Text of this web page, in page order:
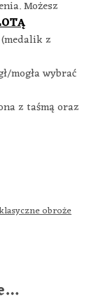
Możesz
z
mogła wybrać
z taśmą oraz
obroże